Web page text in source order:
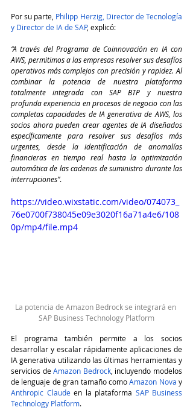
Por su parte, Philipp Herzig, Director de Tecnología
y Director de IA de SAP, explicó:
“A través del Programa de Coinnovación en IA con
AWS, permitimos a las empresas resolver sus desafíos
operativos más complejos con precisión y rapidez. Al
combinar la potencia de nuestra plataforma
totalmente integrada con SAP BTP y nuestra
profunda experiencia en procesos de negocio con las
completas capacidades de IA generativa de AWS, los
socios ahora pueden crear agentes de IA diseñados
específicamente para resolver sus desafíos más
urgentes, desde la identificación de anomalías
financieras en tiempo real hasta la optimización
automática de las cadenas de suministro durante las
interrupciones”.
https://video.wixstatic.com/video/074073_
76e0700f738045e09e3020f16a71a4e6/108
0p/mp4/file.mp4
La potencia de Amazon Bedrock se integrará en
SAP Business Technology Platform
El programa también permite a los socios
desarrollar y escalar rápidamente aplicaciones de
IA generativa utilizando las últimas herramientas y
servicios de Amazon Bedrock, incluyendo modelos
de lenguaje de gran tamaño como Amazon Nova
Anthropic Claude en la plataforma SAP Business
Technology Platform.